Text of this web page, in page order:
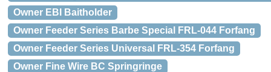
Owner EBI Baitholder
Owner Feeder Series Barbe Special FRL-044 Forfang
Owner Feeder Series Universal FRL-354 Forfang
Owner Fine Wire BC Springringe